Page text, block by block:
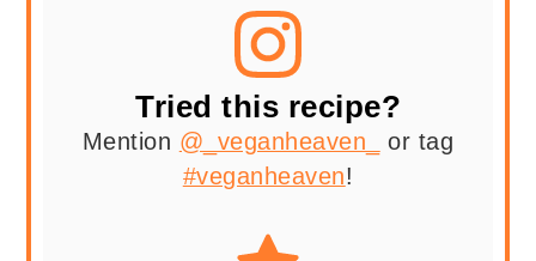
Tried this recipe?
Mention @_veganheaven_
or tag
#veganheaven!